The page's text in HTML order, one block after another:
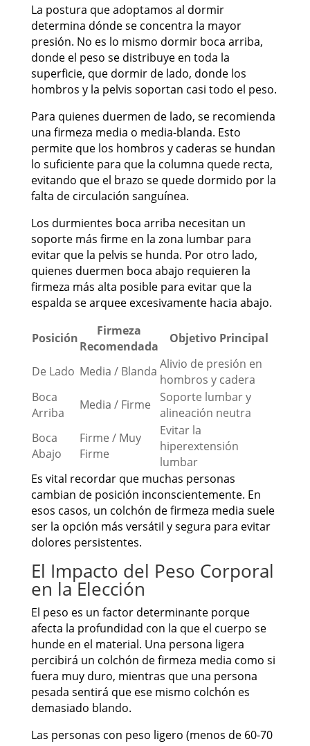
La postura que adoptamos al dormir
determina dónde se concentra la mayor
presión. No es lo mismo dormir boca arriba,
donde el peso se distribuye en toda la
superficie, que dormir de lado, donde los
hombros y la pelvis soportan casi todo el peso.
Para quienes duermen de lado, se recomienda
una firmeza media o media-blanda. Esto
permite que los hombros y caderas se hundan
lo suficiente para que la columna quede recta,
evitando que el brazo se quede dormido por la
falta de circulación sanguínea.
Los durmientes boca arriba necesitan un
soporte más firme en la zona lumbar para
evitar que la pelvis se hunda. Por otro lado,
quienes duermen boca abajo requieren la
firmeza más alta posible para evitar que la
espalda se arquee excesivamente hacia abajo.
Posición
Firmeza
Recomendada
Objetivo Principal
De Lado Media / Blanda Alivio de presión en
hombros y cadera
Boca
Arriba
Media / Firme
Soporte lumbar y
alineación neutra
Boca
Abajo
Firme / Muy
Firme
Evitar la
hiperextensión
lumbar
Es vital recordar que muchas personas
cambian de posición inconscientemente. En
esos casos, un colchón de firmeza media suele
ser la opción más versátil y segura para evitar
dolores persistentes.
El Impacto del Peso Corporal
en la Elección
El peso es un factor determinante porque
afecta la profundidad con la que el cuerpo se
hunde en el material. Una persona ligera
percibirá un colchón de firmeza media como si
fuera muy duro, mientras que una persona
pesada sentirá que ese mismo colchón es
demasiado blando.
Las personas con peso ligero (menos de 60-70